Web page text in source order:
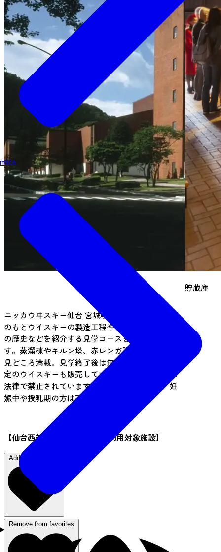
mice
貯蔵庫
ニッカウヰスキー仙台 宮城峡蒸溜所では、案内係
のもとウイスキーの製造工程やニッカウヰスキー
の歴史などを紹介する見学コースを設けていま
す。蒸溜棟やキルン塔、赤レンガ調の貯蔵庫など
見どころ満載。見学終了後は無料試飲や蒸溜所限
定のウイスキーも販売しています。※飲酒運転は
法律で禁止されています。運転手、20歳未満、妊
娠中や授乳期の方は不可。
【仙台西部地区〇得クーポン 利用対象施設】
Add to "favorites"
Remove from favorites